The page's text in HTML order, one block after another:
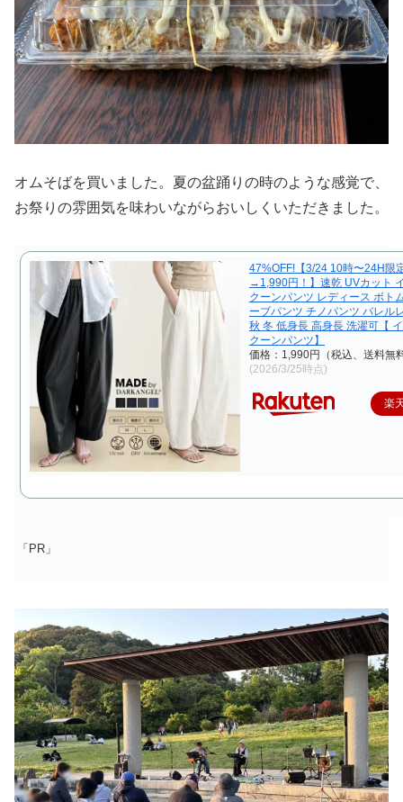
オムそばを買いました。夏の盆踊りの時のような感覚で、
お祭りの雰囲気を味わいながらおいしくいただきました。
47%OFF!【3/24 10時〜24H限
→1,990円！】速乾 UVカット
クーンパンツ レディース ボト
ーブパンツ チノパンツ バレル
秋 冬 低身長 高身長 洗濯可【
クーンパンツ】
価格：1,990円（税込、送料無
(2026/3/25時点)
楽
「PR」